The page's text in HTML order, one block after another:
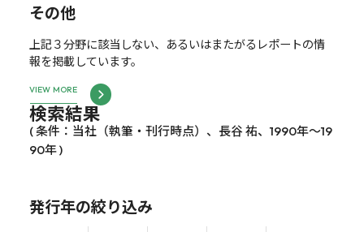
その他
上記３分野に該当しない、あるいはまたがるレポートの情
報を掲載しています。
VIEW MORE
検索結果
( 条件：当社（執筆・刊行時点）、長谷 祐、1990年～19
90年 )
発行年の絞り込み